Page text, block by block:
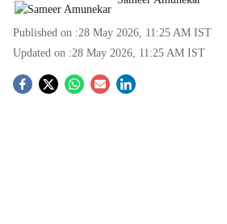
Published on :28 May 2026, 11:25 AM IST
Updated on :28 May 2026, 11:25 AM IST
S